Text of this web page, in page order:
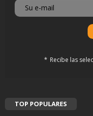
Recibe las
TOP POPULARES